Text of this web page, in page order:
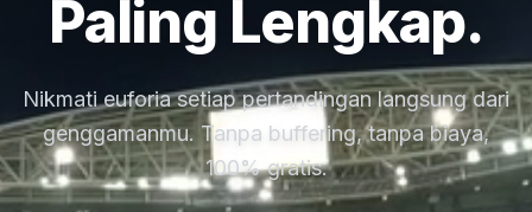
Paling Lengkap.
Nikmati euforia setiap pertandingan langsung dari
genggamanmu. Tanpa buffering, tanpa biaya,
100% gratis.